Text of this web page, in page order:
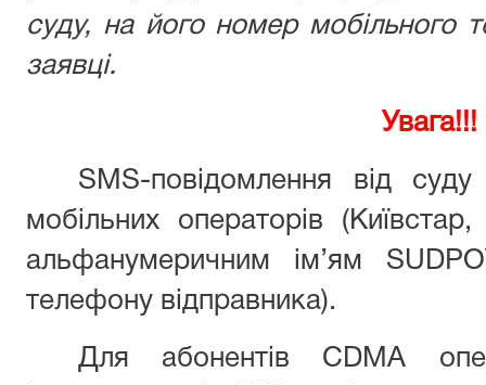
суду, на його номер мобільного
заявці.
Увага!!!
SMS-повідомлення від
мобільних операторів
альфанумеричним ім’ям
телефону відправника).
Для абонентів CDMA